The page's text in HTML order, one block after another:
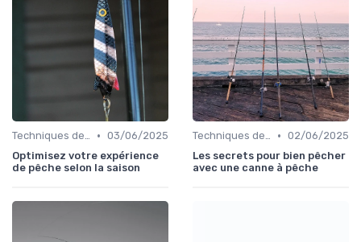
Techniques de Pêche • 03/06/2025
Optimisez votre expérience
de pêche selon la saison
Techniques de Pêche • 02/06/2025
Les secrets pour bien pêcher
avec une canne à pêche